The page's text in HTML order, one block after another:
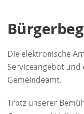
Die elektronische
Serviceangebot und
Gemeindeamt.
Trotz unserer